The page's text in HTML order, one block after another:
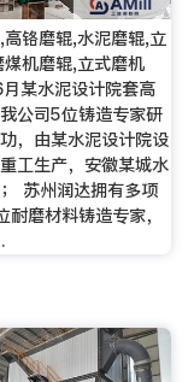
高铬磨辊,水泥磨辊,立
煤机磨辊,立式磨机
某水泥设计院套高
公司5位铸造专家研
，由某水泥设计院设
工生产，安徽某城水
苏州润达拥有多项
耐磨材料铸造专家，